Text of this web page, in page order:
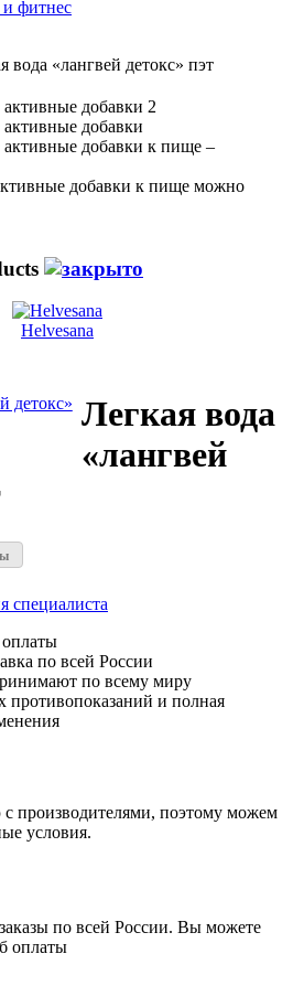
фитнес
вода «лангвей детокс» пэт
Helvesana
Легкая вода
«лангвей
специалиста
по всей России
по всему миру
противопоказаний и полная
производителями, поэтому можем
условия.
по всей России. Вы можете
оплаты